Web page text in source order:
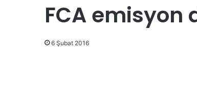
FCA
6 Şubat 2016